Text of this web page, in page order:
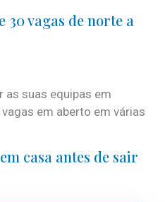
30 vagas de norte a
as suas equipas em
em aberto em várias
casa antes de sair